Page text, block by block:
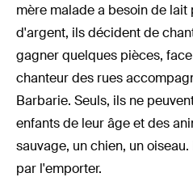
mère malade a besoin de lait
d'argent, ils décident de
gagner quelques pièces,
chanteur des rues
Barbarie. Seuls, ils ne
enfants de leur âge et des
sauvage, un chien, un
par l'emporter.